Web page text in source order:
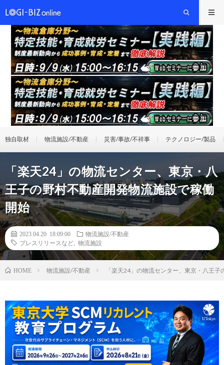
独自取材 物流施設/不動産 災害/事故/不祥事 テクノロジー/製品
「楽天24」の物流センター、東京・八
王子の野村不動産開発物流施設で稼働
開始
2023.04.20 18:09:00
物流施設/不動産
プレスリリースなど
物流施設
HOME 物流施設/不動産 「楽天24」の物流センター、東京・八王